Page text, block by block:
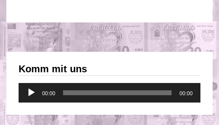
Komm mit uns
Audio-
Player
00:00 00:00